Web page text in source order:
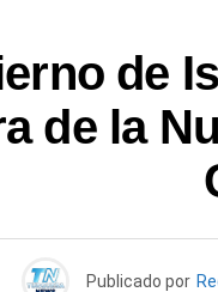
de
de la
Publicado por